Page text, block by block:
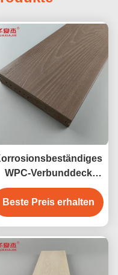
WPC-Verbunddeck
wasserdichter Outdoor-
Gartenboden
Beste Preis erhalten